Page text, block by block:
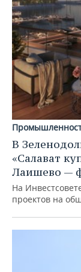
ОТКРЫТАЯ
БАСКЕТБОЛ
ВОЛЕЙБОЛ
КИБЕРСПОРТ
ФИГУРНОЕ
ВОДНЫЕ
ХОККЕЙ С
ИСТОРИЯ
КУЛЬТУРА
МЕДИЦИНА
СПРАВОЧНИК
СПИСОК
СПИСОК
ПОЛНАЯ
В
«Салават
Лаишево —
На
проектов на